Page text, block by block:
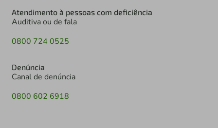
Atendimento à pessoas com deficiência
Auditiva ou de fala
0800 724 0525
Denúncia
Canal de denúncia
0800 602 6918